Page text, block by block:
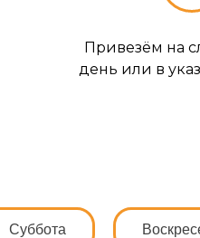
Привезём на
день или в
Суббота